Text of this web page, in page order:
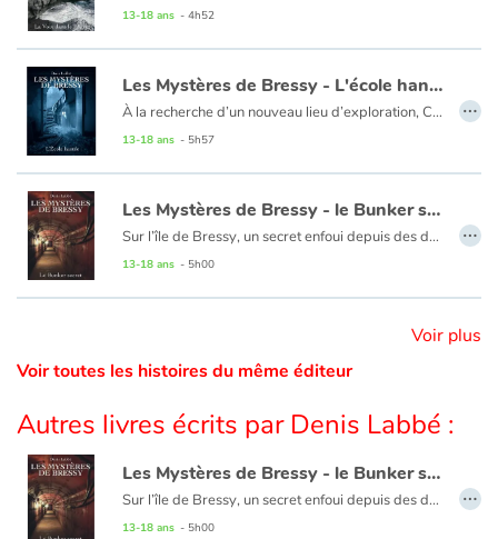
Formats et illustrations
Catalogue anglais
Aide
Accueil
Écoles
Médiathèques
Vidéos & Tutoriaux
13-18 ans - 4h52
Les Mystères de Bressy - L'école hantée
À la recherche d’un nouveau lieu d’exploration, Constance, Marie et Willy passent les portes de la plus ancienne école de l’île, l’appareil photo au poing. Le bâtiment ravagé par les flammes plusieurs décennies auparavant et interdit d’accès, dévoile ses funèbres secrets et sème le trouble. Quelle est cette étrange silhouette fantomatique qui suit le trio ? Quels nouveaux dangers devront-ils affronter pour faire éclater la vérité au grand jour ? Cette série Urbex est la première de son genre. Entre préservation du patrimoine, fantastique et enquête, « Les Mystères de Bressy » vous emmène un peu plus loin dans l’art de l’exploration urbaine.
13-18 ans - 5h57
…
Les Mystères de Bressy - le Bunker secret
Sur l’île de Bressy, un secret enfoui depuis des décennies attend d’être découvert. Quand Willy, Constance et Marie tombent sur un mystérieux bunker datant de la Seconde Guerre mondiale, leur curiosité les entraîne dans une aventure haletante. Entre légendes oubliées, symboles mystérieux et documents historiques énigmatiques, le trio plonge dans un dédale de mystères où passé et présent se mêlent.
13-18 ans - 5h00
…
Voir plus
Voir toutes les histoires du même éditeur
Autres livres écrits par Denis Labbé :
Les Mystères de Bressy - le Bunker secret
Sur l’île de Bressy, un secret enfoui depuis des décennies attend d’être découvert. Quand Willy, Constance et Marie tombent sur un mystérieux bunker datant de la Seconde Guerre mondiale, leur curiosité les entraîne dans une aventure haletante. Entre légendes oubliées, symboles mystérieux et documents historiques énigmatiques, le trio plonge dans un dédale de mystères où passé et présent se mêlent.
13-18 ans - 5h00
…